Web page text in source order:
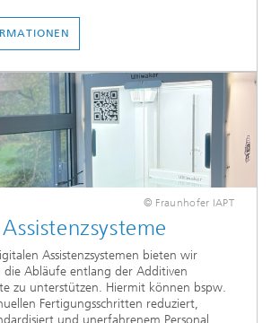
© Fraunhofer IAPT
Assistenzsystemen bieten wir
die Abläufe entlang der Additiven
zu unterstützen. Hiermit können bspw.
Fertigungsschritten reduziert,